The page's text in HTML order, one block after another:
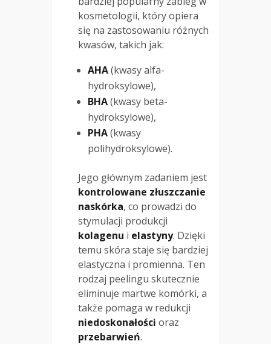
kosmetologii, który opiera
się na zastosowaniu różnych
kwasów, takich jak:
AHA(kwasy alfa-
hydroksylowe),
BHA(kwasy beta-
hydroksylowe),
PHA(kwasy
polihydroksylowe).
Jego głównym zadaniem jest
kontrolowane złuszczanie
naskórka, co prowadzi do
stymulacji produkcji
kolagenu i elastyny. Dzięki
temu skóra staje się bardziej
elastyczna i promienna. Ten
rodzaj peelingu skutecznie
eliminuje martwe komórki, a
także pomaga w redukcji
niedoskonałości oraz
przebarwień.